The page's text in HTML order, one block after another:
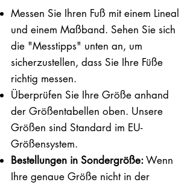
Messen Sie Ihren Fuß mit einem Lineal
und einem Maßband. Sehen Sie sich
die "Messtipps" unten an, um
sicherzustellen, dass Sie Ihre Füße
richtig messen. ​​
Überprüfen Sie Ihre Größe anhand
der Größentabellen oben. Unsere
Größen sind Standard im EU-
Größensystem.
Bestellungen in Sondergröße:Wenn
Ihre genaue Größe nicht in der